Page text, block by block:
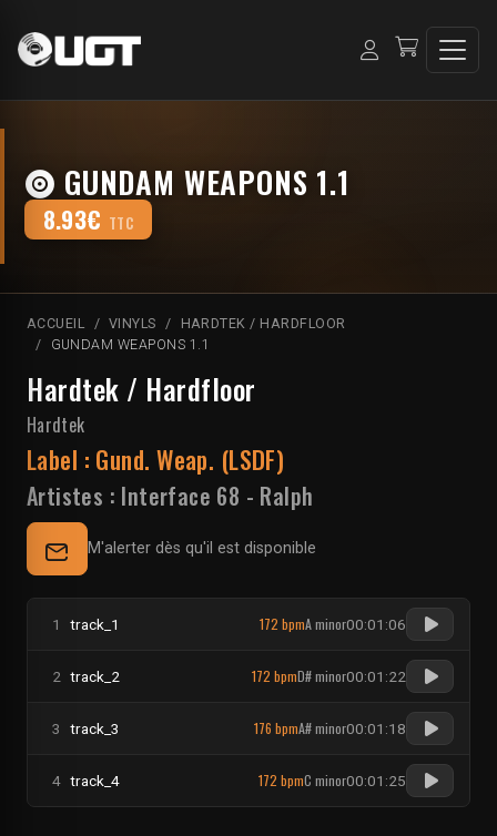
GUNDAM WEAPONS 1.1
8.93€ TTC
ACCUEIL VINYLS
HARDTEK / HARDFLOOR
GUNDAM WEAPONS 1.1
Hardtek / Hardfloor
Hardtek
Label : Gund. Weap. (LSDF)
Artistes : Interface 68 - Ralph
M'alerter dès qu'il est disponible
1 track_1 172 bpmA minor00:01:06
2 track_2 172 bpmD# minor00:01:22
3 track_3 176 bpmA# minor00:01:18
4 track_4 172 bpmC minor00:01:25